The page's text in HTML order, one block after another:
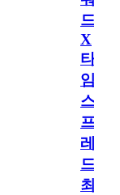
드
X
타
임
스
프
레
드]
최